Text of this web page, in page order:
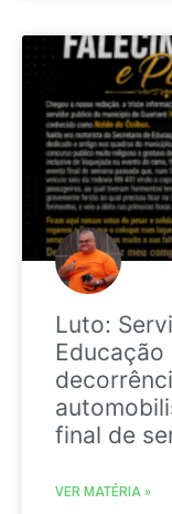
Luto:
Educação
final de
VER MATÉRIA »